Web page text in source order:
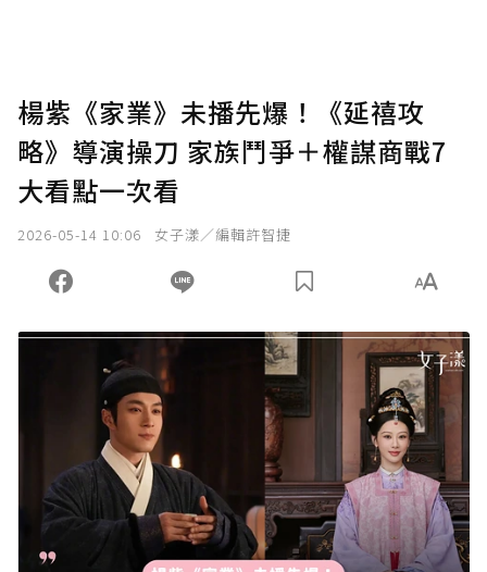
楊紫《家業》未播先爆！《延禧攻
略》導演操刀 家族鬥爭＋權謀商戰7
大看點一次看
2026-05-14 10:06 女子漾／編輯許智捷